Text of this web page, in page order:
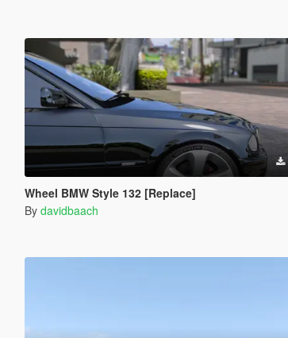
Wheel BMW Style 132 [Replace]
By davidbaach